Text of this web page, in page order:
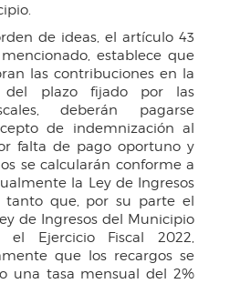
de ideas, el artículo 43
establece que
las contribuciones en la
plazo fijado por las
deberán pagarse
de indemnización al
falta de pago oportuno y
se calcularán conforme a
la Ley de Ingresos
tanto que, por su parte el
de Ingresos del Municipio
Ejercicio Fiscal 2022,
que los recargos se
una tasa mensual del 2%